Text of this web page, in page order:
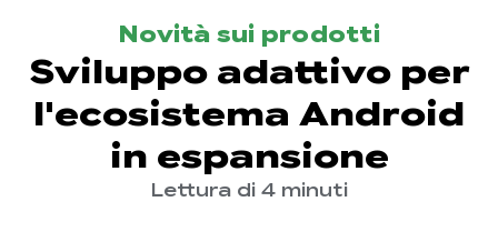
Novità sui prodotti
Sviluppo adattivo per
l'ecosistema Android
in espansione
Lettura di 4 minuti